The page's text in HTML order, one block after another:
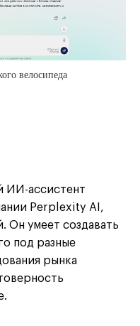
велосипеда
ИИ-ассистент
Perplexity AI,
Он умеет создавать
под разные
рынка